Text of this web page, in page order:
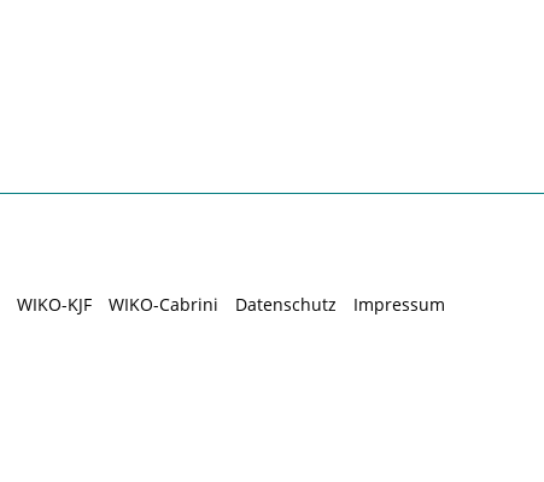
Impressum
Datenschutz
WIKO-Cabrini
WIKO-KJF